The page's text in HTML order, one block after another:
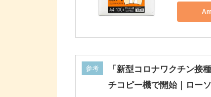
参考
「新型コロナワクチン接
チコピー機で開始｜ロー